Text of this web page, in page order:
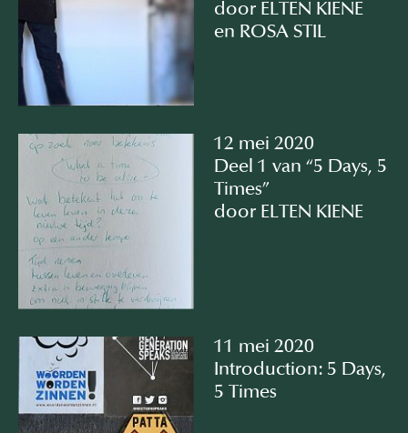
door ELTEN KIENE
en ROSA STIL
12 mei 2020
Deel 1 van “5 Days, 5
Times”
door ELTEN KIENE
11 mei 2020
Introduction: 5 Days,
5 Times⠀